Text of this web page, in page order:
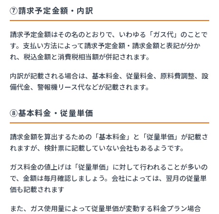
⑦請求予定金額・内訳
請求予定金額はその名のとおりで、いわゆる「ガス代」のことで
す。支払い方法によって請求予定金額・請求金額と表記が分か
れ、税込金額と消費税相当額が併記されます。
内訳が記載される場合は、基本料金、従量料金、原料費調整、設
備代金、警報機リース代などが記載されます。
⑧基本料金・従量単価
請求金額を算出するための「基本料金」と「従量単価」が記載さ
れますが、検針票に記載していない会社もあるようです。
ガス料金の値上げは「従量単価」に対して行われることが多いの
で、金額は毎月確認しましょう。会社によっては、翌月の従量単
価も記載されます
また、ガス使用量によって従量単価が変動する料金プラン場合